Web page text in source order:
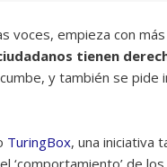
voces, empieza con
tienen
y también se pide
TuringBox, una iniciativa
‘comportamiento’ de